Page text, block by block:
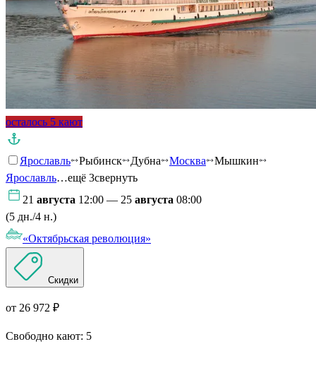
осталось 5 кают
Ярославль Рыбинск Дубна Москва
Мышкин
Ярославль…ещё 3свернуть
21 августа 12:00 — 25 августа 08:00
(5 дн./4 н.)
«Октябрьская революция»
Скидки
от 26 972 ₽
Свободно кают: 5